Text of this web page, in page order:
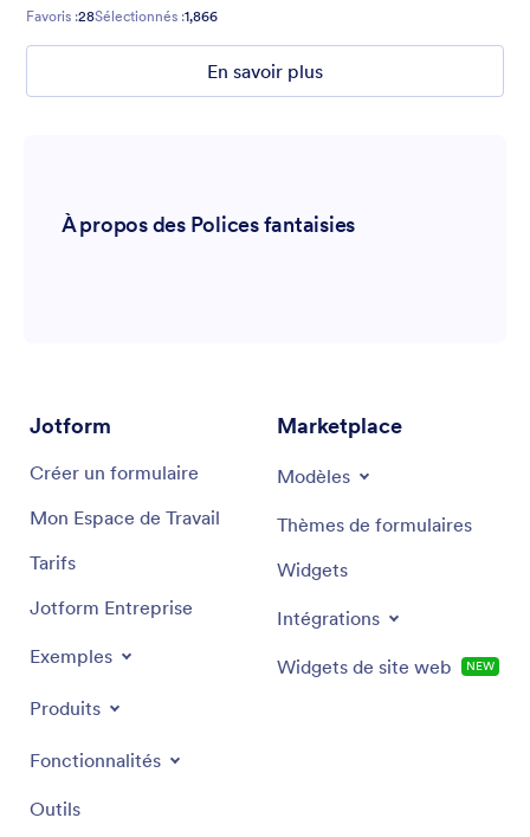
Favoris :28Sélectionnés :1,866
En savoir plus
À propos des Polices fantaisies
Jotform
Créer un formulaire
Mon Espace de Travail
Tarifs
Jotform Entreprise
Exemples
Produits
Fonctionnalités
Outils
Marketplace
Modèles
Thèmes de formulaires
Widgets
Intégrations
Widgets de site web NEW